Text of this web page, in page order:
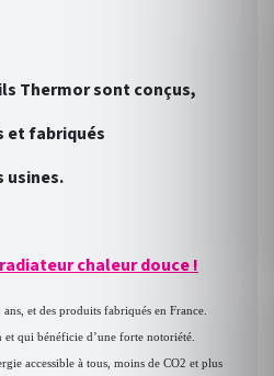
Thermor sont conçus,
et fabriqués
usines.
chaleur douce !
et des produits fabriqués en France.
qui bénéficie d’une forte notoriété.
accessible à tous, moins de CO2 et plus